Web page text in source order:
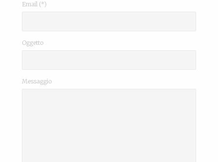
Email (*)
Oggetto
Messaggio